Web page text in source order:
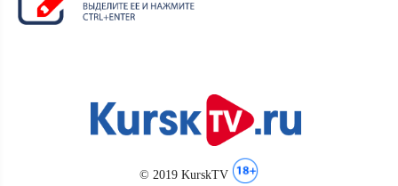
© 2019 KurskTV